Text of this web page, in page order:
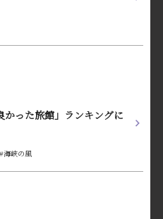
った旅館」ランキングに
#海峡の風